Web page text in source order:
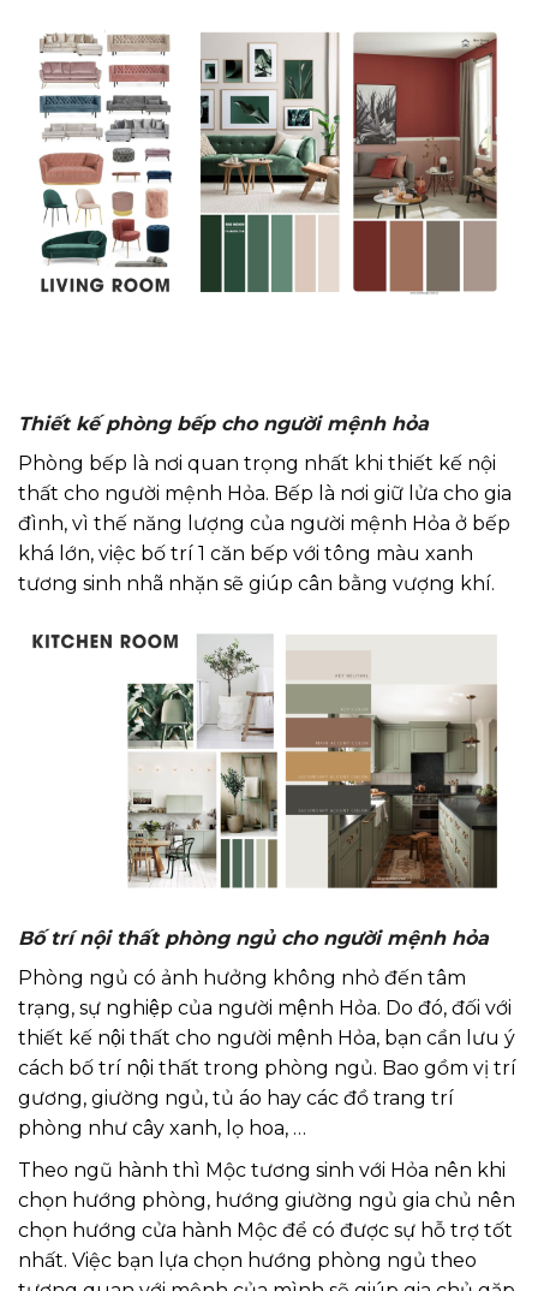
Thiết kế phòng bếp cho người mệnh hỏa
Phòng bếp là nơi quan trọng nhất khi thiết kế nội
thất cho người mệnh Hỏa. Bếp là nơi giữ lửa cho gia
đình, vì thế năng lượng của người mệnh Hỏa ở bếp
khá lớn, việc bố trí 1 căn bếp với tông màu xanh
tương sinh nhã nhặn sẽ giúp cân bằng vượng khí.
Bố trí nội thất phòng ngủ cho người mệnh hỏa
Phòng ngủ có ảnh hưởng không nhỏ đến tâm
trạng, sự nghiệp của người mệnh Hỏa. Do đó, đối với
thiết kế nội thất cho người mệnh Hỏa, bạn cần lưu ý
cách bố trí nội thất trong phòng ngủ. Bao gồm vị trí
gương, giường ngủ, tủ áo hay các đồ trang trí
phòng như cây xanh, lọ hoa, …
Theo ngũ hành thì Mộc tương sinh với Hỏa nên khi
chọn hướng phòng, hướng giường ngủ gia chủ nên
chọn hướng cửa hành Mộc để có được sự hỗ trợ tốt
nhất. Việc bạn lựa chọn hướng phòng ngủ theo